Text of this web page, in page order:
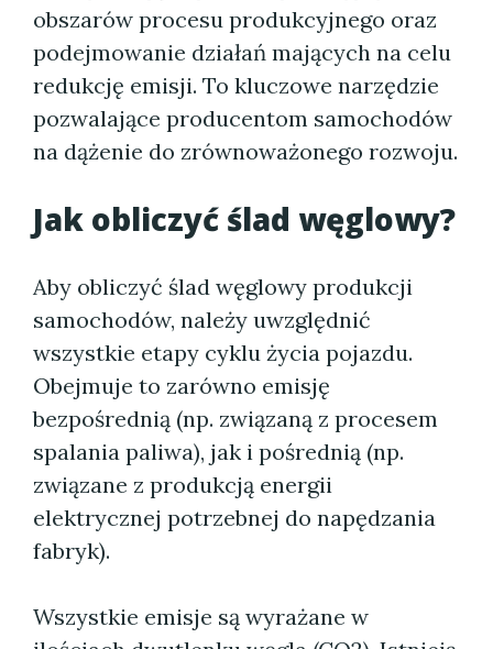
obszarów procesu produkcyjnego oraz
podejmowanie działań mających na celu
redukcję emisji. To kluczowe narzędzie
pozwalające producentom samochodów
na dążenie do zrównoważonego rozwoju.
Jak obliczyć ślad węglowy?
Aby obliczyć ślad węglowy produkcji
samochodów, należy uwzględnić
wszystkie etapy cyklu życia pojazdu.
Obejmuje to zarówno emisję
bezpośrednią (np. związaną z procesem
spalania paliwa), jak i pośrednią (np.
związane z produkcją energii
elektrycznej potrzebnej do napędzania
fabryk).
Wszystkie emisje są wyrażane w